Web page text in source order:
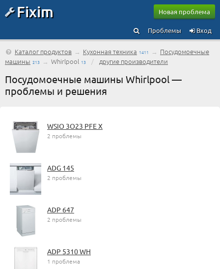
Fixim Новая проблема
Вход
Проблемы
Каталог продуктов → Кухонная техника 1411 → Посудомоечные
машины 213 → Whirlpool 13 / другие производители
Посудомоечные машины Whirlpool —
проблемы и решения
WSIO 3O23 PFE X
2 проблемы
ADG 145
2 проблемы
ADP 647
2 проблемы
ADP 5310 WH
1 проблема